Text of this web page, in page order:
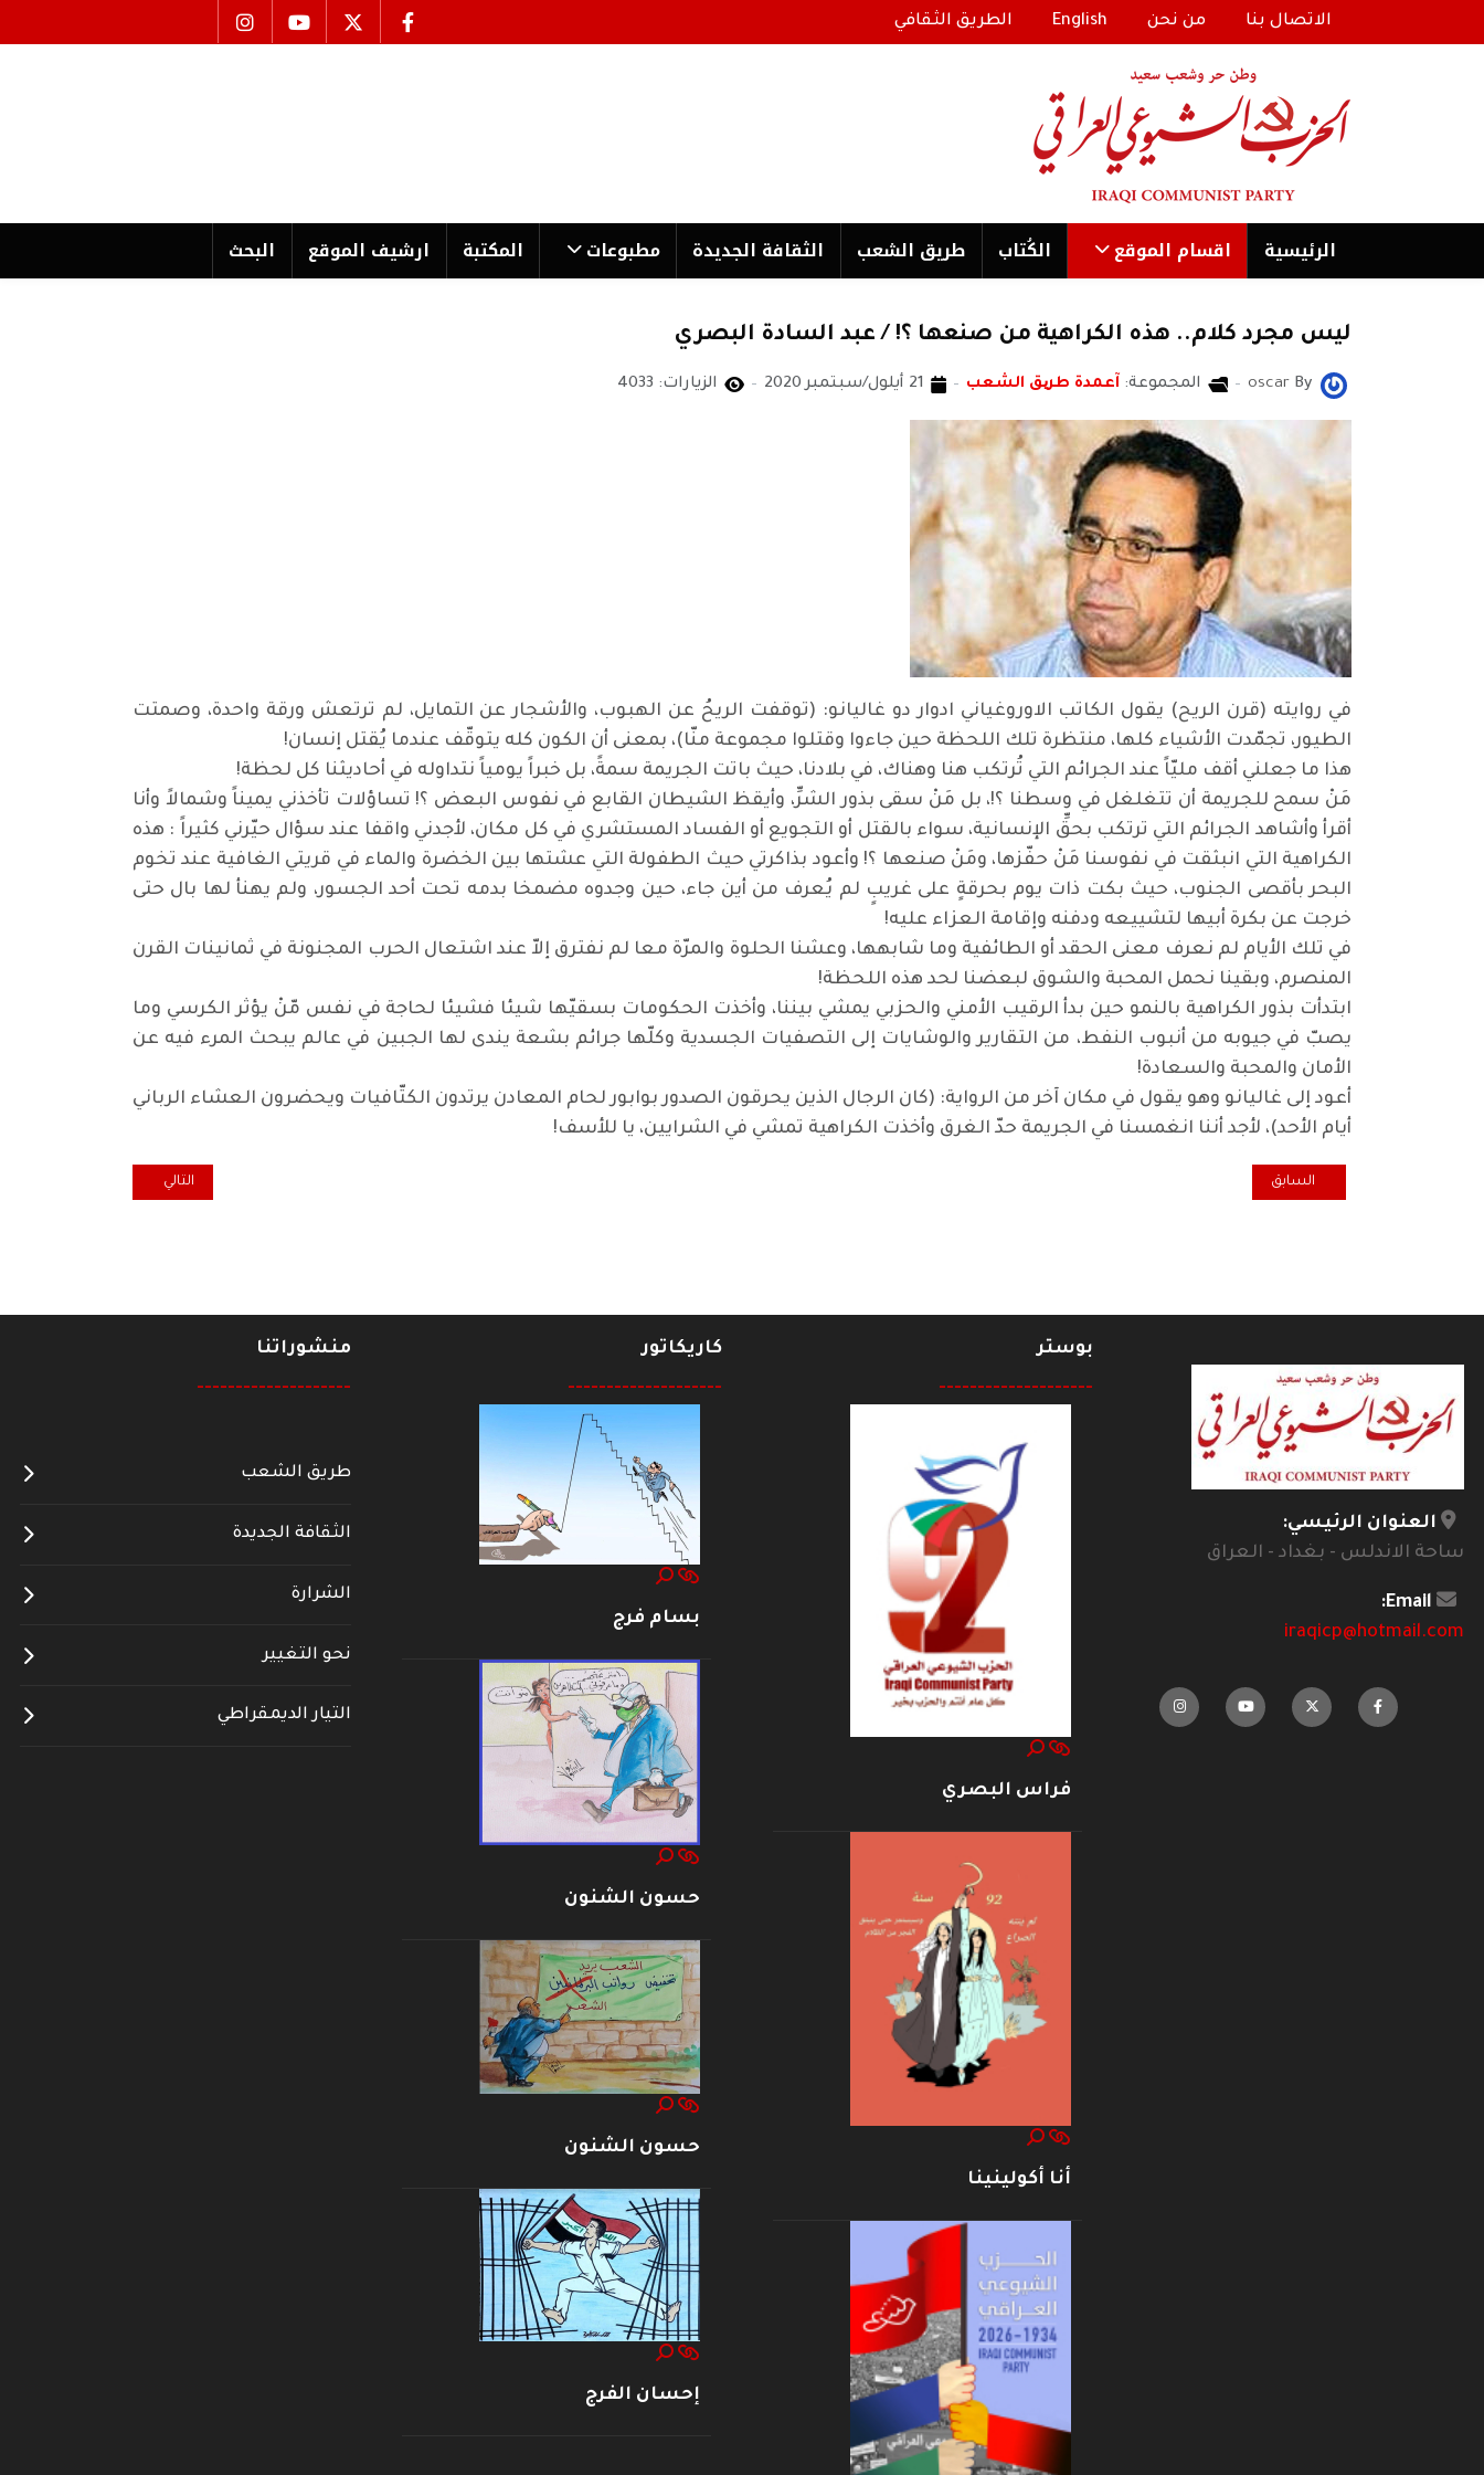
الاتصال بنا من نحن English الطريق الثقافي
الرئیسية اقسام الموقع الكُتاب طریق الشعب الثقافة الجدیدة مطبوعات المكتبة ارشیف الموقع البحث
ليس مجرد كلام.. هذه الكراهية من صنعها ؟! / عبد السادة البصري
By
oscar المجموعة: آعمدة طریق الشعب 21 أيلول/سبتمبر 2020 الزيارات: 4033
في روايته (قرن الريح) يقول الكاتب الاوروغياني ادوار دو غاليانو: (توقفت الريحُ عن الهبوب، والأشجار عن التمايل، لم ترتعش ورقة واحدة، وصمتت
الطيور، تجمّدت الأشياء كلها، منتظرة تلك اللحظة حين جاءوا وقتلوا مجموعة منّا)، بمعنى أن الكون كله يتوقّف عندما يُقتل إنسان!
هذا ما جعلني أقف مليّاً عند الجرائم التي تُرتكب هنا وهناك، في بلادنا، حيث باتت الجريمة سمةً، بل خبراً يومياً نتداوله في أحاديثنا كل لحظة!
مَنْ سمح للجريمة أن تتغلغل في وسطنا ؟!، بل مَنْ سقى بذور الشرِّ، وأيقظ الشيطان القابع في نفوس البعض ؟! تساؤلات تأخذني يميناً وشمالاً وأنا
أقرأ وأشاهد الجرائم التي ترتكب بحقِّ الإنسانية، سواء بالقتل أو التجويع أو الفساد المستشري في كل مكان، لأجدني واقفا عند سؤال حيّرني كثيراً : هذه
الكراهية التي انبثقت في نفوسنا مَنْ حفّزها، ومَنْ صنعها ؟! وأعود بذاكرتي حيث الطفولة التي عشتها بين الخضرة والماء في قريتي الغافية عند تخوم
البحر بأقصى الجنوب، حيث بكت ذات يوم بحرقةٍ على غريبٍ لم يُعرف من أين جاء، حين وجدوه مضمخا بدمه تحت أحد الجسور، ولم يهنأ لها بال حتى
خرجت عن بكرة أبيها لتشييعه ودفنه وإقامة العزاء عليه!
في تلك الأيام لم نعرف معنى الحقد أو الطائفية وما شابهها، وعشنا الحلوة والمرّة معا لم نفترق إلاّ عند اشتعال الحرب المجنونة في ثمانينات القرن
المنصرم، وبقينا نحمل المحبة والشوق لبعضنا لحد هذه اللحظة!
ابتدأت بذور الكراهية بالنمو حين بدأ الرقيب الأمني والحزبي يمشي بيننا، وأخذت الحكومات بسقيّها شيئا فشيئا لحاجة في نفس مّنْ يؤثر الكرسي وما
يصبّ في جيوبه من أنبوب النفط، من التقارير والوشايات إلى التصفيات الجسدية وكلّها جرائم بشعة يندى لها الجبين في عالم يبحث المرء فيه عن
الأمان والمحبة والسعادة!
أعود إلى غاليانو وهو يقول في مكان آخر من الرواية: (كان الرجال الذين يحرقون الصدور بوابور لحام المعادن يرتدون الكتّافيات ويحضرون العشاء الرباني
أيام الأحد)، لأجد أننا انغمسنا في الجريمة حدّ الغرق وأخذت الكراهية تمشي في الشرايين، يا للأسف!
المقال السابق: اضاءة.. التطبيع .. خطيئة أخرى بحق الشعب الفلسطيني
السابق المقال التالي: مشكلة رواتب
التالي
العنوان الرئيسي:
ساحة الاندلس - بغداد - العراق
Email:
iraqicp@hotmail.com
بوستر
--------------------
فراس البصري
أنا أكولينينا
كاريكاتور
--------------------
بسام فرج
حسون الشنون
حسون الشنون
إحسان الفرج
منشوراتنا
--------------------
طريق الشعب
الثقافة الجديدة
الشرارة
نحو التغيير
التيار الديمقراطي